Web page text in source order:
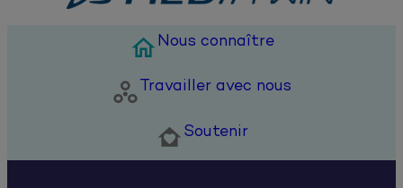
 Nous connaître
Travailler avec nous
 Soutenir